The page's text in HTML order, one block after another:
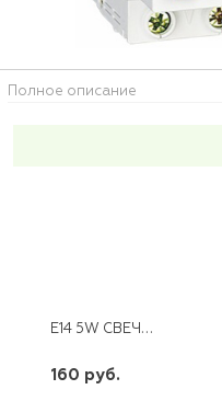
Полное описание
E14 5W СВЕЧА ПРОЗР ДИМИР. 230V 4000K LB-68 FERON
160 руб.